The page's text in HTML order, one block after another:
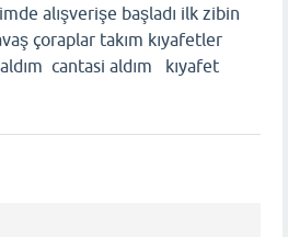
alışverişe başladı ilk zibin
çoraplar takım kıyafetler
cantasi aldım kıyafet